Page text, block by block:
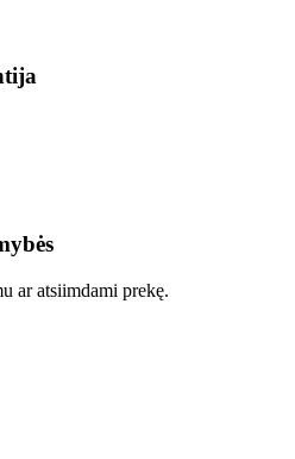
ar atsiimdami prekę.